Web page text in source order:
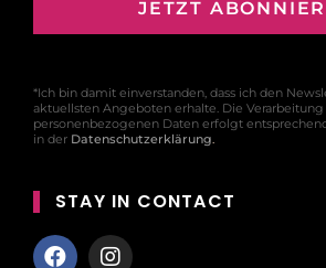
STAY IN CONTACT
*Ich bin damit einverstanden, dass ich den
aktuellsten Angeboten erhalte. Die
personenbezogenen Daten erfolgt
in der Datenschutzerklärung